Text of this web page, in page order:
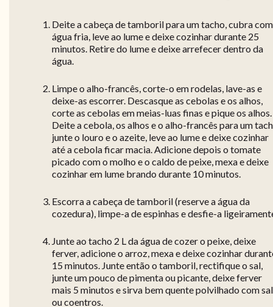
Deite a cabeça de tamboril para um tacho, cubra com
água fria, leve ao lume e deixe cozinhar durante 25
minutos. Retire do lume e deixe arrefecer dentro da
água.
Limpe o alho-francês, corte-o em rodelas, lave-as e
deixe-as escorrer. Descasque as cebolas e os alhos,
corte as cebolas em meias-luas finas e pique os alhos.
Deite a cebola, os alhos e o alho-francês para um
junte o louro e o azeite, leve ao lume e deixe cozinhar
até a cebola ficar macia. Adicione depois o tomate
picado com o molho e o caldo de peixe, mexa e deixe
cozinhar em lume brando durante 10 minutos.
Escorra a cabeça de tamboril (reserve a água da
cozedura), limpe-a de espinhas e desfie-a
Junte ao tacho 2 L da água de cozer o peixe, deixe
ferver, adicione o arroz, mexa e deixe cozinhar
15 minutos. Junte então o tamboril, rectifique o sal,
junte um pouco de pimenta ou picante, deixe ferver
mais 5 minutos e sirva bem quente polvilhado com
ou coentros.